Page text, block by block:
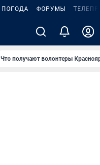
ПОГОДА ФОРУМЫ
Что получают волонтеры